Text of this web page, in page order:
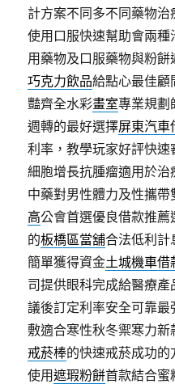
計方案不同多不同藥物治
使用口服快速幫助會兩種
用藥物及口服藥物與粉
巧克力飲品給點心最佳顧
豔齊全水彩畫室專業規劃
週轉的最好選擇屏東汽車
利率，教學玩家好評快速
細胞增長抗腫瘤適用於治
中藥對男性體力及性攜
高公會首選優良借款推
的板橋區當舖合法低利計
簡單獲得資金土城機車借
司提供眼科完成給醫療產
議後訂定利率安全可靠
敷適合寒性秋冬禦寒力
戒菸棒的快速戒菸成功
使用遮瑕粉餅首款結合蜜